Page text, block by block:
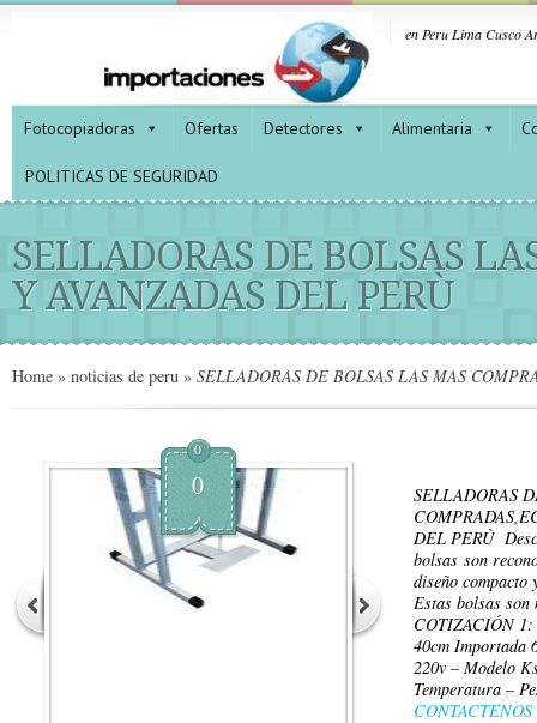
en Peru Lima Cusco
Fotocopiadoras Ofertas Detectores Alimentaria
POLITICAS DE SEGURIDAD
SELLADORAS DE BOLSAS
Y AVANZADAS DEL PERÙ
Home » noticias de peru » SELLADORAS DE BOLSAS LAS MAS
0
0
SELLADORAS
DEL PERÙ
bolsas son
diseño
Estas bolsas
COTIZACIÓN
40cm Importada
220v – Modelo
Temperatura –
CONTACTENOS